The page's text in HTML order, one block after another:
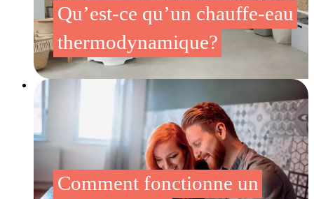
Qu’est-ce qu’un chauffe-eau
thermodynamique?
Comment fonctionne un